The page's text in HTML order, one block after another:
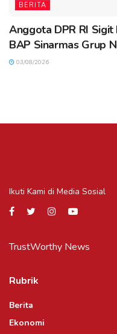
BERITA
Anggota DPR RI
BAP Sinarmas Grup
03/08/2026
Ikuti Kami di Media Sosial
TrustWorthy News
Rubrik
Berita
Ekonomi